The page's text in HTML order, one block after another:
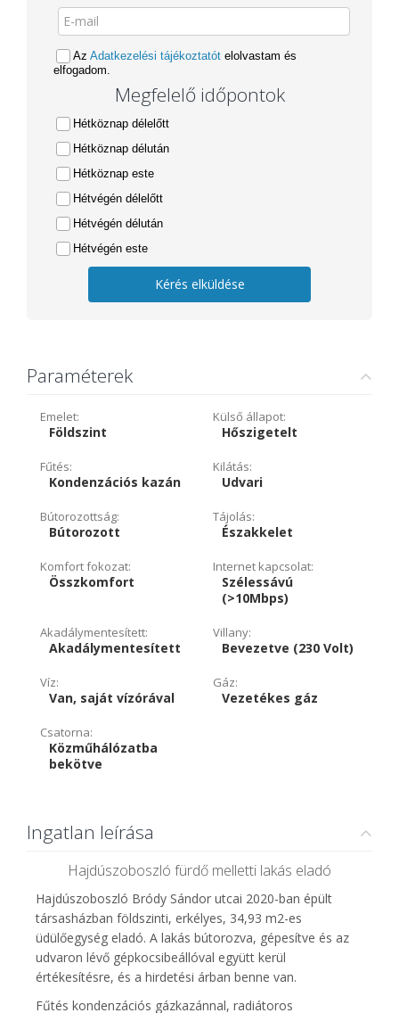
Az Adatkezelési tájékoztatót elolvastam és
elfogadom.
Megfelelő időpontok
Hétköznap délelőtt
Hétköznap délután
Hétköznap este
Hétvégén délelőtt
Hétvégén délután
Hétvégén este
Kérés elküldése
Paraméterek
Emelet:
Földszint
Külső állapot:
Hőszigetelt
Fűtés:
Kondenzációs kazán
Kilátás:
Udvari
Bútorozottság:
Bútorozott
Tájolás:
Északkelet
Komfort fokozat:
Összkomfort
Internet kapcsolat:
Szélessávú
(>10Mbps)
Akadálymentesített:
Akadálymentesített
Villany:
Bevezetve (230 Volt)
Víz:
Van, saját vízórával
Gáz:
Vezetékes gáz
Csatorna:
Közműhálózatba
bekötve
Ingatlan leírása
Hajdúszoboszló fürdő melletti lakás eladó
Hajdúszoboszló Bródy Sándor utcai 2020-ban épült
társasházban földszinti, erkélyes, 34,93 m2-es
üdülőegység eladó. A lakás bútorozva, gépesítve és az
udvaron lévő gépkocsibeállóval együtt kerül
értékesítésre, és a hirdetési árban benne van.
Fűtés kondenzációs gázkazánnal, radiátoros